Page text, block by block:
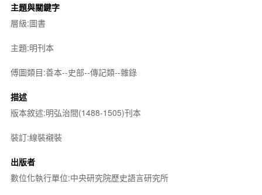
主題與關鍵字
層級:圖書
主題:明刊本
傅圖類目:善本--史部--傳記類--雜錄
描述
版本敘述:明弘治間(1488-1505)刊本
裝訂:線裝襯裝
出版者
數位化執行單位:中央研究院歷史語言研究所